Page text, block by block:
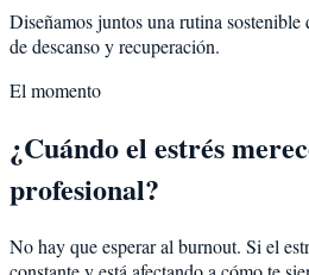
Diseñamos juntos una rutina sostenible
de descanso y recuperación.
El momento
¿Cuándo el estrés
profesional?
No hay que esperar al burnout. Si el